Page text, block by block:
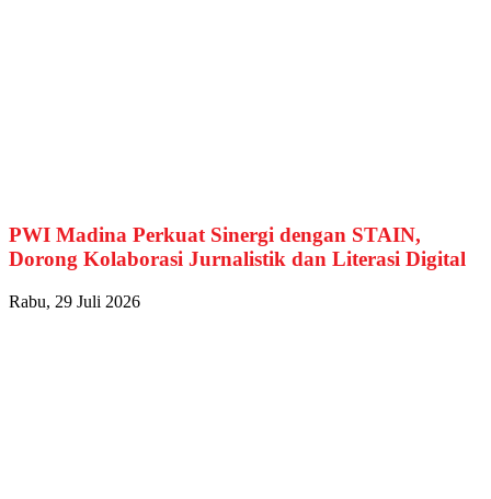
PWI Madina Perkuat Sinergi dengan STAIN,
Dorong Kolaborasi Jurnalistik dan Literasi Digital
Rabu, 29 Juli 2026